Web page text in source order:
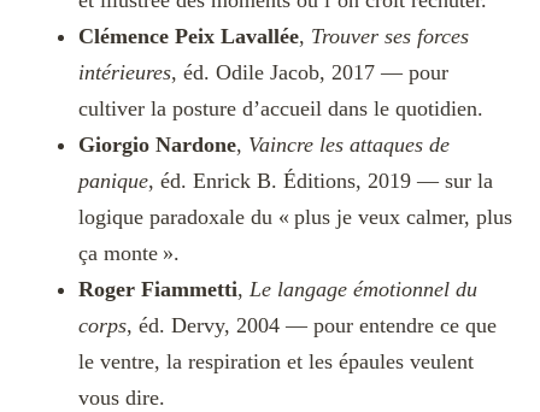
Clémence Peix Lavallée, Trouver ses forces
intérieures, éd. Odile Jacob, 2017 — pour
cultiver la posture d’accueil dans le quotidien.
Giorgio Nardone, Vaincre les attaques de
panique, éd. Enrick B. Éditions, 2019 — sur la
logique paradoxale du « plus je veux calmer, plus
ça monte ».
Roger Fiammetti, Le langage émotionnel du
corps, éd. Dervy, 2004 — pour entendre ce que
le ventre, la respiration et les épaules veulent
vous dire.